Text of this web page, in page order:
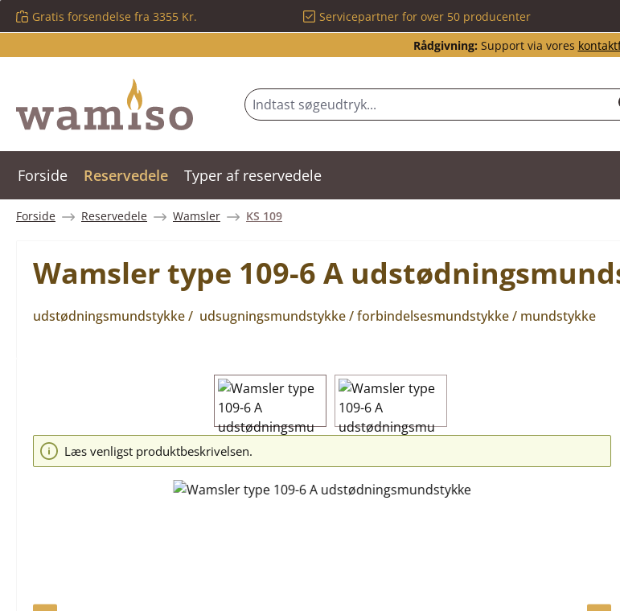
til hovedindhold
Spring til søgning
Gå til hovednavigation
Gratis forsendelse fra 3355 Kr. Servicepartner for over 50 producenter
Rådgivning: Support via vores
Forside Reservedele Typer af reservedele
Forside Reservedele Wamsler KS 109
Wamsler type 109-6 A
udstødningsmundstykke / udsugningsmundstykke / forbindelsesmundstykke / mundstykke
Læs venligst produktbeskrivelsen.